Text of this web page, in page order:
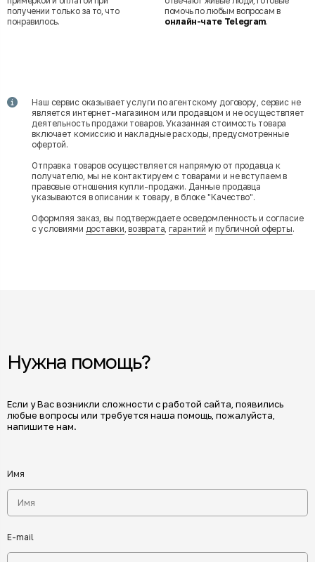
получении только за то, что
понравилось.
помочь по любым вопросам в
онлайн-чате Telegram.
Наш сервис оказывает услуги по агентскому договору, сервис не
является интернет-магазином или продавцом и не осуществляет
деятельность продажи товаров. Указанная стоимость товара
включает комиссию и накладные расходы, предусмотренные
офертой.
Отправка товаров осуществляется напрямую от продавца к
получателю, мы не контактируем с товарами и не вступаем в
правовые отношения купли-продажи. Данные продавца
указываются в описании к товару, в блоке "Качество".
Оформляя заказ, вы подтверждаете осведомленность и согласие
с условиями доставки,возврата,гарантий и публичной оферты.
Нужна помощь?
Если у Вас возникли сложности с работой сайта, появились
любые вопросы или требуется наша помощь, пожалуйста,
напишите нам.
Имя
E-mail